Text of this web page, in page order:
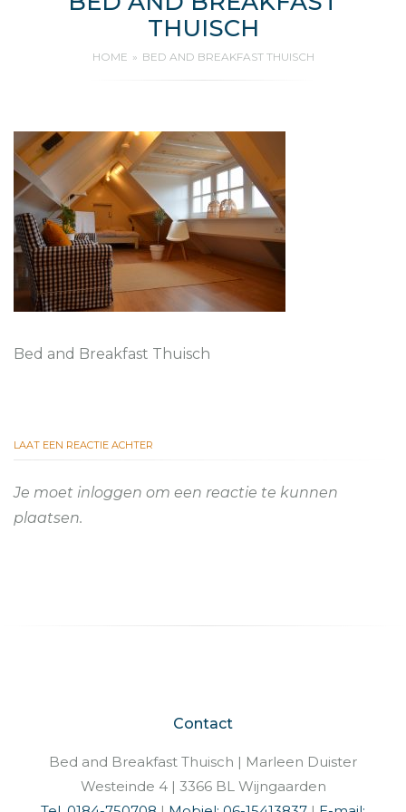
THUISCH
HOME BED AND BREAKFAST THUISCH
Bed and Breakfast Thuisch
LAAT EEN REACTIE ACHTER
Je moet inloggen om een reactie te kunnen
plaatsen.
Contact
Bed and Breakfast Thuisch | Marleen Duister
Westeinde 4 | 3366 BL Wijngaarden